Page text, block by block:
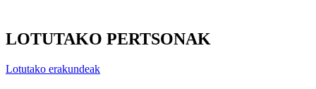
LOTUTAKO PERTSONAK
Lotutako erakundeak